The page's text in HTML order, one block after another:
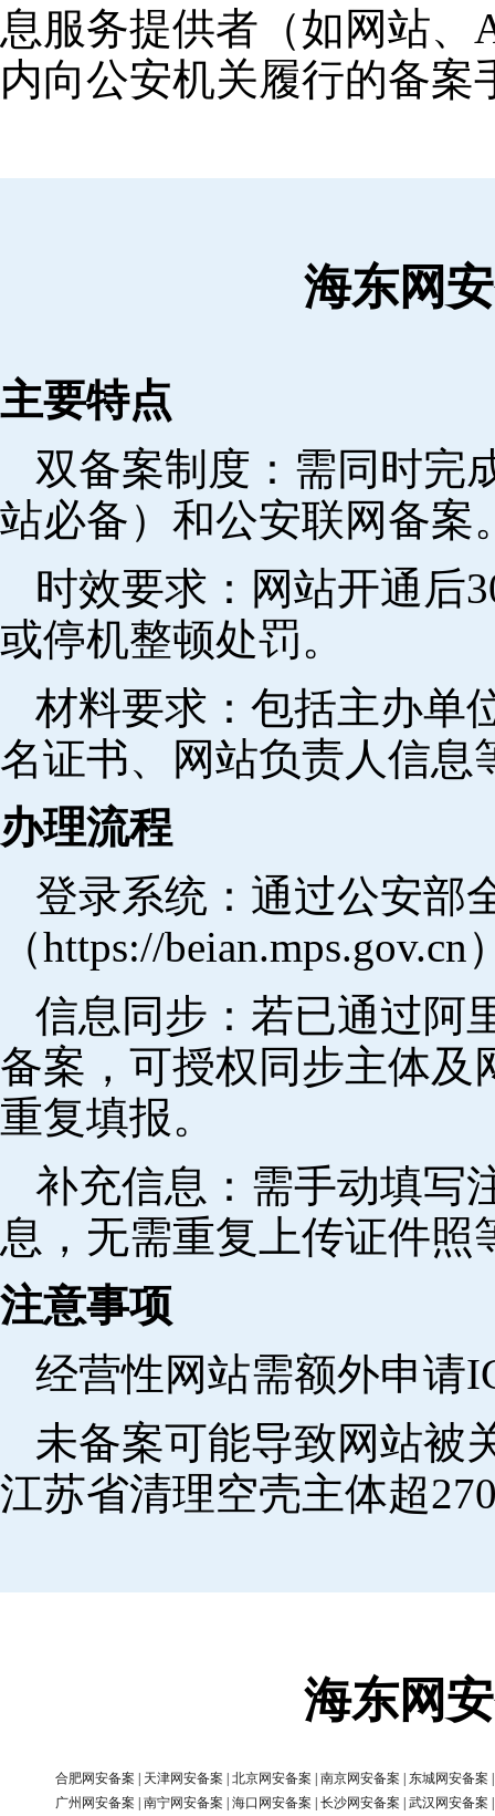
息服务提供者（如网站、
内向公安机关履行的备案
海东网
主要特点
双备案制度：需同时完
站必备）和公安联网备案
时效要求：网站开通后
或停机整顿处罚。
材料要求：包括主办单
名证书、网站负责人信息
办理流程
登录系统：通过公安部
（https://
信息同步：若已通过阿
备案，可授权同步主体及
重复填报。
补充信息：需手动填写
息，无需重复上传证件照
注意事项
经营性网站需额外申请
未备案可能导致网站被
江苏省清理空壳主体超
海东网
合肥网安备案 天津网安备案 北京网安备案 南京网安备案 东城网安备案
广州网安备案
南宁网安备案 海口网安备案 长沙网安备案 武汉网安备案